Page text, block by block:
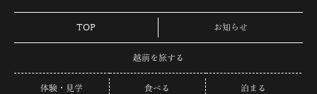
TOP お知らせ
越前を旅する
体験・見学 食べる 泊まる